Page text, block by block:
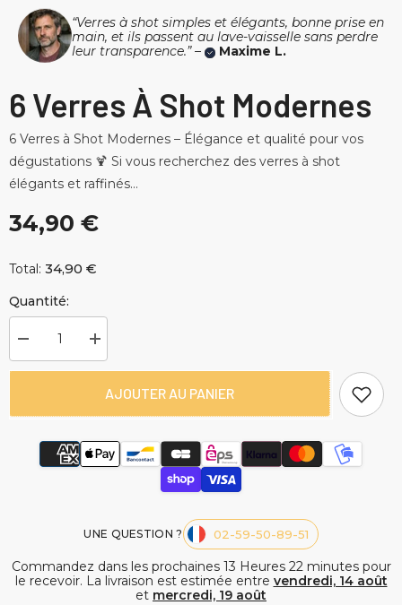
“Verres à shot simples et élégants, bonne prise en
main, et ils passent au lave-vaisselle sans perdre
leur transparence.” –
Maxime L.
6 Verres À Shot Modernes
6 Verres à Shot Modernes – Élégance et qualité pour vos
dégustations 🍹 Si vous recherchez des verres à shot
élégants et raffinés...
34,90 €
Total: 34,90 €
Quantité:
Diminuer
la
quantité
Shot
Modernes
Augmenter
la
quantité
Shot
Modernes
AJOUTER AU PANIER
UNE QUESTION ? 02-59-50-89-51
Commandez dans les prochaines 13 Heures 22minutespour
le recevoir. La livraison est estimée entre vendredi, 14 août
et mercredi, 19 août